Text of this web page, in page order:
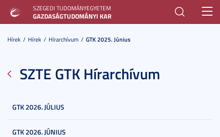
SZEGEDI TUDOMÁNYEGYETEM
GAZDASÁGTUDOMÁNYI KAR
Hírek Hírek Hírarchívum GTK 2025. Június
SZTE GTK Hírarchívum
GTK 2026. JÚLIUS
GTK 2026. JÚNIUS